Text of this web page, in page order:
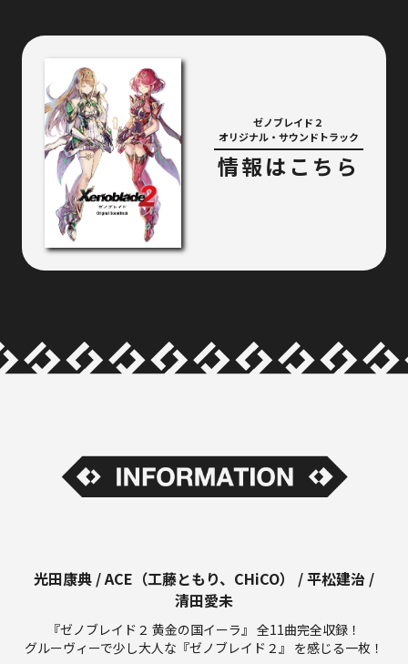
ゼノブレイド２
オリジナル・サウンドトラック
情報はこちら
光田康典 /ACE（工藤ともり、CHiCO） /平松建治 /
清田愛未
『ゼノブレイド２ 黄金の国イーラ』 全11曲完全収録！
グルーヴィーで少し大人な 『ゼノブレイド２』 を感じる一枚！